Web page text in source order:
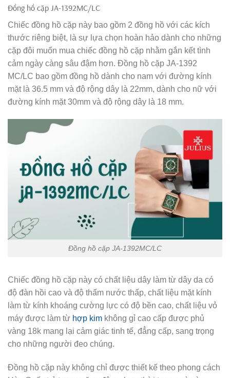
Đồng hồ cặp JA-1392MC/LC
Chiếc đồng hồ cặp này bao gồm 2 đồng hồ với các kích
thước riêng biệt, là sự lựa chọn hoàn hảo dành cho những
cặp đôi muốn mua chiếc đồng hồ cặp nhằm gắn kết tình
cảm ngày càng sâu đậm hơn. Đồng hồ cặp JA-1392
MC/LC bao gồm đồng hồ dành cho nam với đường kính
mặt là 36.5 mm và độ rộng dây là 22mm, dành cho nữ với
đường kính mặt 30mm và độ rộng dây là 18 mm.
Đồng hồ cặp JA-1392MC/LC
Chiếc đồng hồ cặp này có chất liệu dây làm từ dây da có
độ đàn hồi cao và độ thấm nước thấp, chất liệu mặt kính
làm từ kính khoáng cường lực có độ bền cao, chất liệu vỏ
máy được làm từ hợp kim không gỉ cao cấp được phủ
vàng 18k mang lại cảm giác tinh tế, đẳng cấp, sang trọng
cho những người đeo chúng.
Đồng hồ cặp này không chỉ được thiết kế theo phong cách